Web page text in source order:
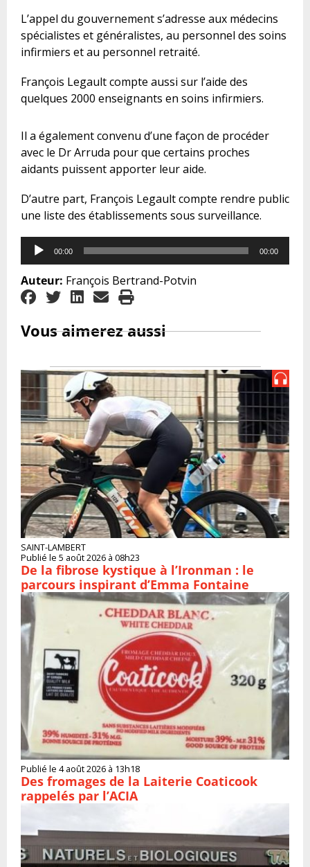
L’appel du gouvernement s’adresse aux médecins
spécialistes et généralistes, au personnel des soins
infirmiers et au personnel retraité.
François Legault compte aussi sur l’aide des
quelques 2000 enseignants en soins infirmiers.
Il a également convenu d’une façon de procéder
avec le Dr Arruda pour que certains proches
aidants puissent apporter leur aide.
D’autre part, François Legault compte rendre public
une liste des établissements sous surveillance.
Audio
Player
00:00 00:00
Auteur: François Bertrand-Potvin
Vous aimerez aussi
SAINT-LAMBERT
Publié le 5 août 2026 à 08h23
De la fibrose kystique à l’Ironman : le
parcours inspirant d’Emma Fontaine
Publié le 4 août 2026 à 13h18
Des fromages de la Laiterie Coaticook
rappelés par l’ACIA